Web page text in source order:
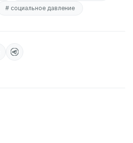
# социальное давление